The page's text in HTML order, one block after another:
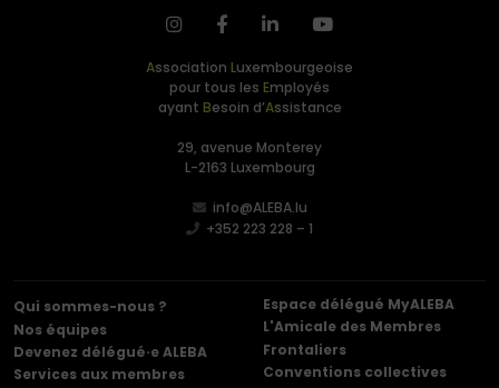
Association Luxembourgeoise
pour tous les Employés
ayant Besoin d’Assistance
29, avenue Monterey
L-2163 Luxembourg
info@ALEBA.lu
+352 223 228 – 1
Qui sommes-nous ?
Nos équipes
Devenez délégué·e ALEBA
Services aux membres
Espace délégué MyALEBA
L'Amicale des Membres
Frontaliers
Conventions collectives